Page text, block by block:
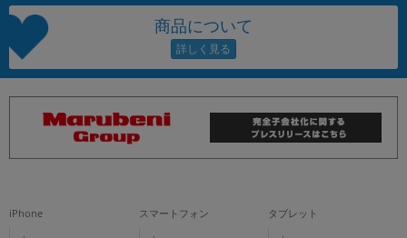
商品について
iPhone スマートフォン タブレット